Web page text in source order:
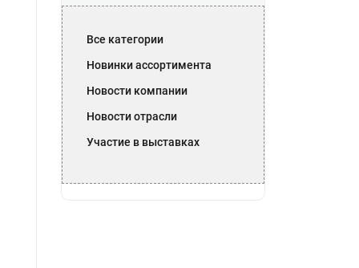
Все категории
Новинки ассортимента
Новости компании
Новости отрасли
Участие в выставках